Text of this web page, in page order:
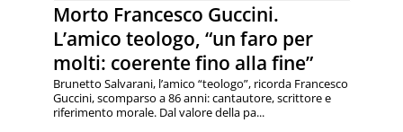
Morto Francesco Guccini.
L’amico teologo, “un faro per
molti: coerente fino alla fine”
Brunetto Salvarani, l’amico “teologo”, ricorda Francesco
Guccini, scomparso a 86 anni: cantautore, scrittore e
riferimento morale. Dal valore della pa...